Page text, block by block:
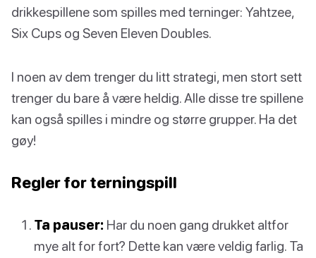
drikkespillene som spilles med terninger: Yahtzee,
Six Cups og Seven Eleven Doubles.
I noen av dem trenger du litt strategi, men stort sett
trenger du bare å være heldig. Alle disse tre spillene
kan også spilles i mindre og større grupper. Ha det
gøy!
Regler for terningspill
Ta pauser: Har du noen gang drukket altfor
mye alt for fort? Dette kan være veldig farlig. Ta